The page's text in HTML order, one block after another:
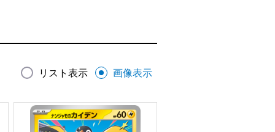
リスト表示 画像表示